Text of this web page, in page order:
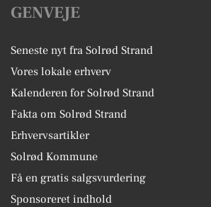
GENVEJE
Seneste nyt fra Solrød Strand
Vores lokale erhverv
Kalenderen for Solrød Strand
Fakta om Solrød Strand
Erhvervsartikler
Solrød Kommune
Få en gratis salgsvurdering
Sponsoreret indhold